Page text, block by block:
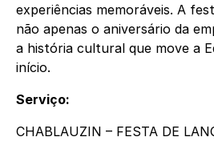
experiências memoráveis. A
não apenas o aniversário da
a história cultural que move a
início.
Serviço:
CHABLAUZIN – FESTA DE